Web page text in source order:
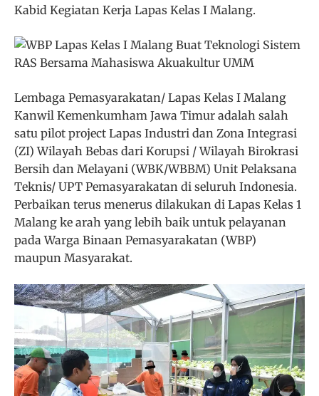
Kabid Kegiatan Kerja Lapas Kelas I Malang.
Lembaga Pemasyarakatan/ Lapas Kelas I Malang
Kanwil Kemenkumham Jawa Timur adalah salah
satu pilot project Lapas Industri dan Zona Integrasi
(ZI) Wilayah Bebas dari Korupsi / Wilayah Birokrasi
Bersih dan Melayani (WBK/WBBM) Unit Pelaksana
Teknis/ UPT Pemasyarakatan di seluruh Indonesia.
Perbaikan terus menerus dilakukan di Lapas Kelas 1
Malang ke arah yang lebih baik untuk pelayanan
pada Warga Binaan Pemasyarakatan (WBP)
maupun Masyarakat.